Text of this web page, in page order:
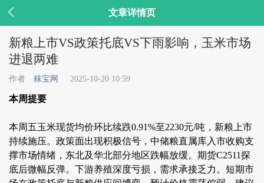
 文章详情页
新粮上市VS政策托底VS下雨影响，玉米市场
进退两难
作者 秣宝网 2025-10-20 10:59
本周提要
本周五玉米现货均价环比续跌0.91%至2230元/吨，新粮上市
持续施压。政策面出现积极信号，中储粮直属库入市收购支
撑市场情绪，东北及华北部分地区跌幅放缓。期货C2511探
底后微幅反弹。下游养殖深度亏损，需求承接乏力。短期市